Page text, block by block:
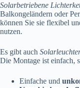
Solarbetriebene
Balkongeländern oder
können Sie sie flexibel
nutzen.
Es gibt auch
Die Montage ist einfach,
Einfache und